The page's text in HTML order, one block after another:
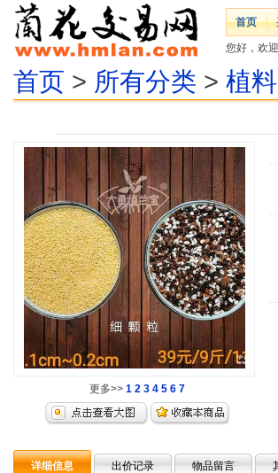
首页
您好，欢迎
首页 > 所有分类 > 植料
更多>> 1 2 3 4 5 6 7
详细信息 出价记录 物品留言